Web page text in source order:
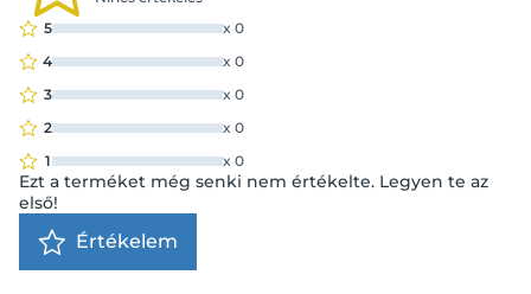
5
x 0
4
x 0
3
x 0
2
x 0
1
x 0
Ezt a terméket még senki nem értékelte. Legyen te az
első!
Értékelem